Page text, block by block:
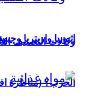
إثيوبيا وإريتريا
الحرب؟ (مناظرة
وكالات التصنيف